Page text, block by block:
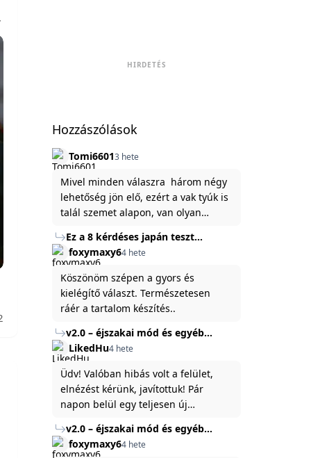
HIRDETÉS
Hozzászólások
Tomi66013 hete
Mivel minden válaszra három négy
lehetőség jön elő, ezért a vak tyúk is
talál szemet alapon, van olyan
Ez a 8 kérdéses japán teszt
hibátlanul feltárja az igazságot
rólad
foxymaxy64 hete
Köszönöm szépen a gyors és
kielégítő választ. Természetesen
ráér a tartalom készítés..
v2.0 – éjszakai mód és egyéb
fejlesztések
LikedHu4 hete
Üdv! Valóban hibás volt a felület,
elnézést kérünk, javítottuk! Pár
napon belül egy teljesen új
weboldal legújabb, 3.0-ás verzióját,
és vélhetően ez zavart be kicsit.Egy
v2.0 – éjszakai mód és egyéb
fejlesztések
foxymaxy64 hete